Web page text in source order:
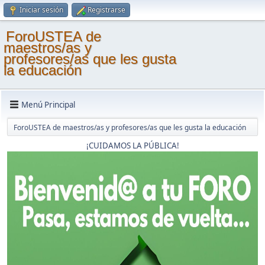
Iniciar sesión Registrarse
ForoUSTEA de
maestros/as y
profesores/as que les gusta
la educación
Menú Principal
ForoUSTEA de maestros/as y profesores/as que les gusta la educación
¡CUIDAMOS LA PÚBLICA!